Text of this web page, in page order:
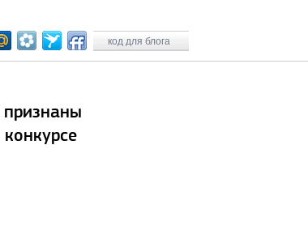
код для блога
признаны